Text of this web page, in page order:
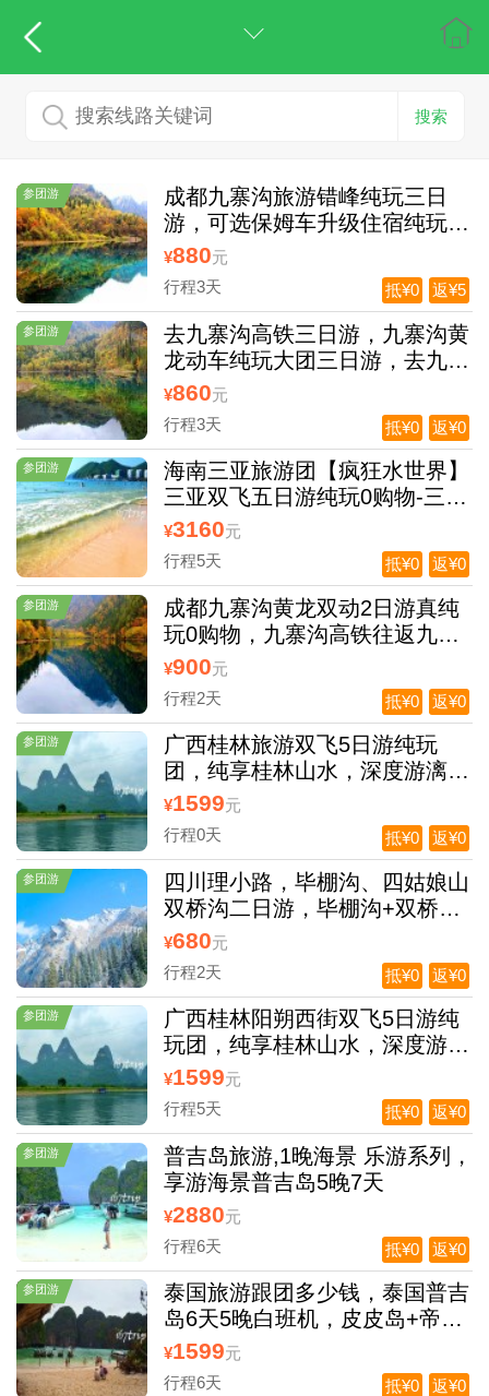
搜索
参团游
成都九寨沟旅游错峰纯玩三日
游，可选保姆车升级住宿纯玩旅
游团，9点出发不起早
¥880元
行程3天
返¥5
抵¥0
参团游
去九寨沟高铁三日游，九寨沟黄
龙动车纯玩大团三日游，去九寨
沟旅游报价，九寨沟黄龙岷江源
头湿地公园三日游
¥860元
行程3天
返¥0
抵¥0
参团游
海南三亚旅游团【疯狂水世界】
三亚双飞五日游纯玩0购物-三亚
蜈支洲岛旅游
¥3160元
行程5天
返¥0
抵¥0
参团游
成都九寨沟黄龙双动2日游真纯
玩0购物，九寨沟高铁往返九寨
沟深度玩大团
¥900元
行程2天
返¥0
抵¥0
参团游
广西桂林旅游双飞5日游纯玩
团，纯享桂林山水，深度游漓
江，赠送大型歌舞表演
¥1599元
行程0天
返¥0
抵¥0
参团游
四川理小路，毕棚沟、四姑娘山
双桥沟二日游，毕棚沟+双桥沟
二日游
¥680元
行程2天
返¥0
抵¥0
参团游
广西桂林阳朔西街双飞5日游纯
玩团，纯享桂林山水，深度游漓
江，赠送大型歌舞表演
¥1599元
行程5天
返¥0
抵¥0
参团游
普吉岛旅游,1晚海景 乐游系列，
享游海景普吉岛5晚7天
¥2880元
行程6天
返¥0
抵¥0
参团游
泰国旅游跟团多少钱，泰国普吉
岛6天5晚白班机，皮皮岛+帝王
岛+3晚携程五钻泳池酒店+2晚
国际五星酒店
¥1599元
行程6天
返¥0
抵¥0